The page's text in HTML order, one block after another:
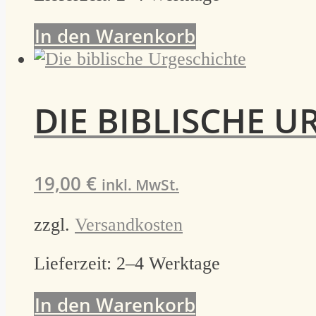
In den Warenkorb
DIE BIBLISCHE
19,00 € inkl. MwSt.
zzgl. Versandkosten
Lieferzeit: 2–4 Werktage
In den Warenkorb